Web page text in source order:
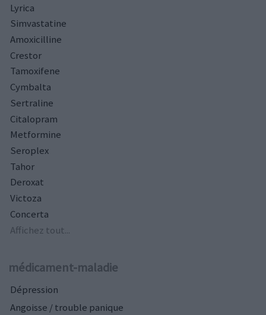
Lyrica
Simvastatine
Amoxicilline
Crestor
Tamoxifene
Cymbalta
Sertraline
Citalopram
Metformine
Seroplex
Tahor
Deroxat
Victoza
Concerta
Affichez tout...
médicament-maladie
Dépression
Angoisse / trouble panique